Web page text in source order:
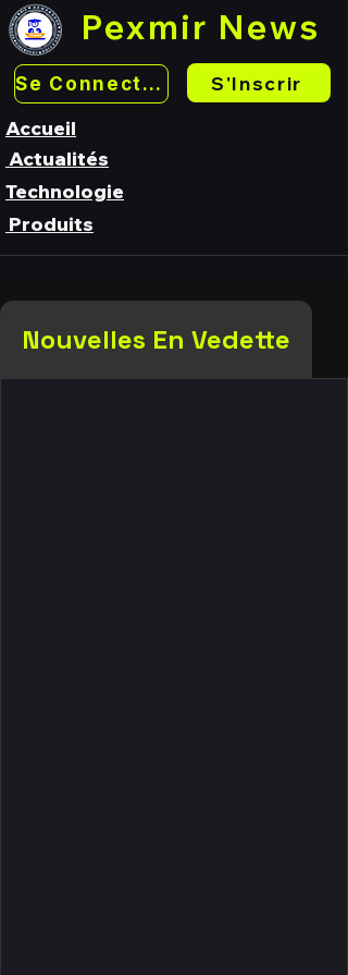
Pexmir News
Se Connecter
S'Inscrir
Accueil
Actualités
Technologie
Produits
Nouvelles En Vedette